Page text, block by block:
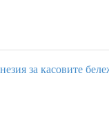
за касовите